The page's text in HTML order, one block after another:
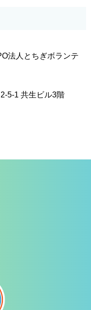
法人とちぎボランテ
5-1 共生ビル3階